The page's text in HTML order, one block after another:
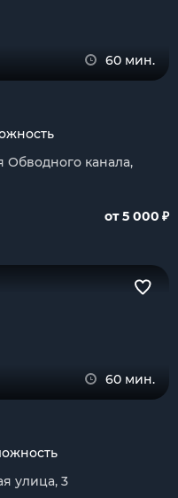
60 мин.
Обводного канала,
от 5 000 ₽
60 мин.
улица, 3